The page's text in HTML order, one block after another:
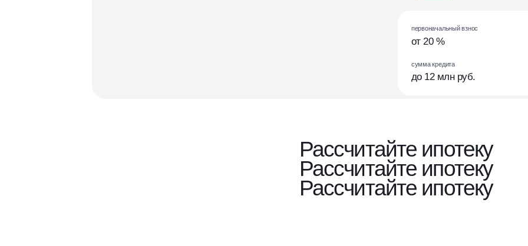
первоначальный взнос
от 20 %
сумма кредита
до 12 млн руб.
Рассчитайте ипотеку
Рассчитайте ипотеку
Рассчитайте ипотеку